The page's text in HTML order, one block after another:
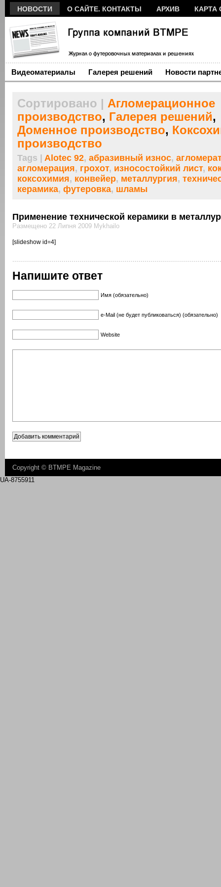
НОВОСТИ О САЙТЕ. КОНТАКТЫ АРХИВ КАРТА
Видеоматериалы Галерея решений Новости
Сортировано | Агломерационное
производство, Галерея решений,
Доменное производство,
производство
Tags | Alotec 92, абразивный износ, агломерат
агломерация, грохот, износостойкий лист,
коксохимия, конвейер, металлургия,
керамика, футеровка, шламы
Применение технической керамики в
Размещено 22 Липня 2009 Mykhailo
[slideshow id=4]
Напишите ответ
Имя (обязательно)
e-Mail (не будет публиковаться) (обязательно)
Website
Copyright © BTMPE Magazine
UA-8755911